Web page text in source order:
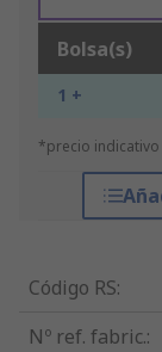
Bolsa(s)
1 +
*precio indicativo
Código RS:
Nº ref. fabric.: